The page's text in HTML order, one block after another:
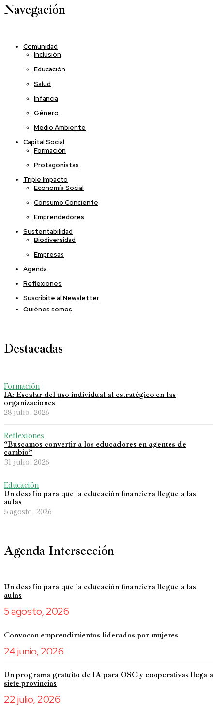
Navegación
Comunidad
Inclusión
Educación
Salud
Infancia
Género
Medio Ambiente
Capital Social
Formación
Protagonistas
Triple Impacto
Economía Social
Consumo Conciente
Emprendedores
Sustentabilidad
Biodiversidad
Empresas
Agenda
Reflexiones
Suscribite al Newsletter
Quiénes somos
Destacadas
Formación
IA: Escalar del uso individual al estratégico en las
organizaciones
28 julio, 2026
Reflexiones
“Buscamos convertir a los educadores en agentes de
cambio”
31 julio, 2026
Educación
Un desafío para que la educación financiera llegue a las
aulas
5 agosto, 2026
Agenda Intersección
Un desafío para que la educación financiera llegue a las
aulas
5 agosto, 2026
Convocan emprendimientos liderados por mujeres
24 junio, 2026
Un programa gratuito de IA para OSC y cooperativas llega a
siete provincias
22 julio, 2026